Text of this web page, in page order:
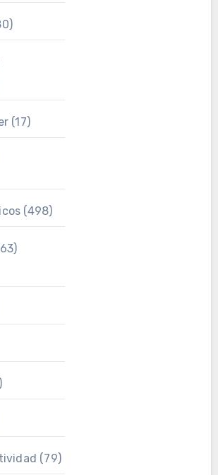
(17)
(498)
(79)